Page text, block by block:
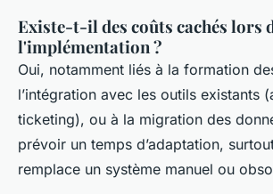
Existe-t-il des coûts cachés lors
l'implémentation ?
Oui, notamment liés à la formation
l’intégration avec les outils existants
ticketing), ou à la migration des
prévoir un temps d’adaptation,
remplace un système manuel ou